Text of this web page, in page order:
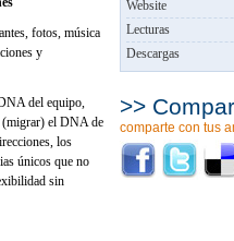
fotos, música
y
del equipo,
(migrar) el DNA de
los
únicos que no
sin
Website
Lecturas
Descargas
>>
comparte con tus